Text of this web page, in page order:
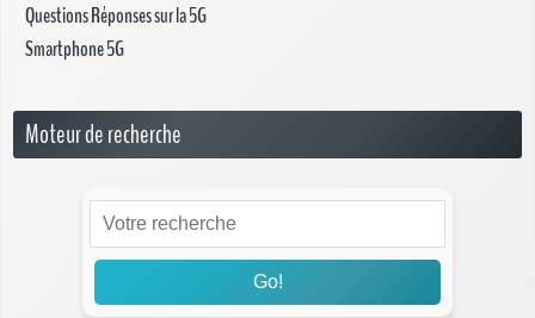
Questions Réponses sur la 5G
Smartphone 5G
Moteur de recherche
Go!